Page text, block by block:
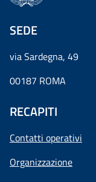
SEDE
via Sardegna, 49
00187 ROMA
RECAPITI
Contatti operativi
Organizzazione